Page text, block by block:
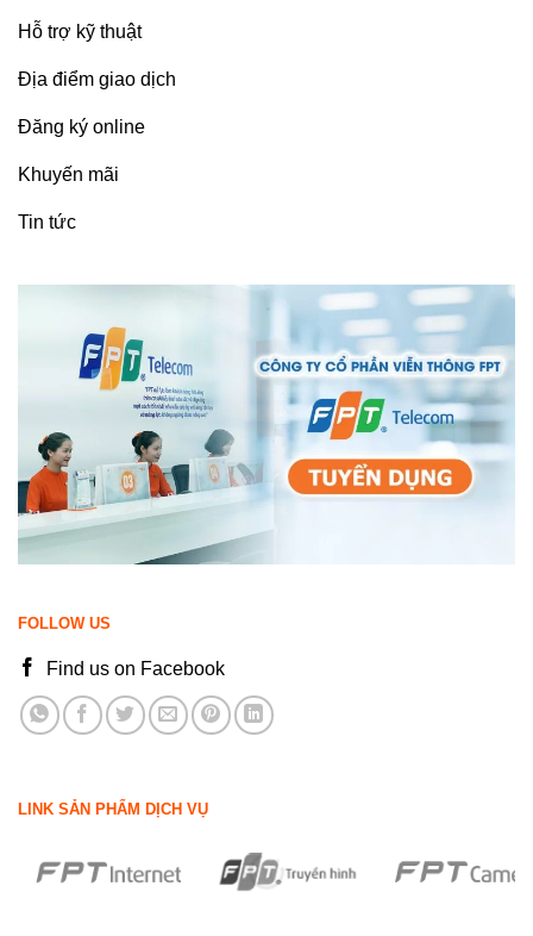
Hỗ trợ kỹ thuật
Địa điểm giao dịch
Đăng ký online
Khuyến mãi
Tin tức
FOLLOW US
Find us on Facebook
LINK SẢN PHẨM DỊCH VỤ